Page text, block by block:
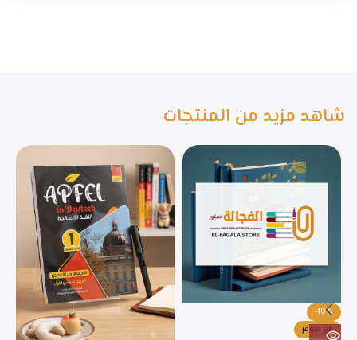
شاهد مزيد من المنتجات
-10%
غير متوفر